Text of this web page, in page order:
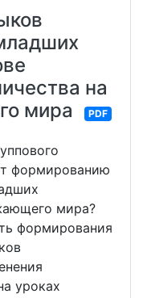
на
мира
PDF
формированию
мира?
формирования
уроках